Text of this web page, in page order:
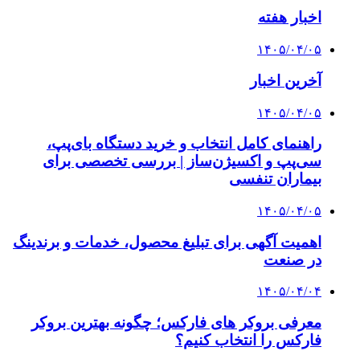
اخبار هفته
۱۴۰۵/۰۴/۰۵
آخرین اخبار
۱۴۰۵/۰۴/۰۵
راهنمای کامل انتخاب و خرید دستگاه بای‌پپ،
سی‌پپ و اکسیژن‌ساز | بررسی تخصصی برای
بیماران تنفسی
۱۴۰۵/۰۴/۰۵
اهمیت آگهی برای تبلیغ محصول، خدمات و برندینگ
در صنعت
۱۴۰۵/۰۴/۰۴
معرفی بروکر های فارکس؛ چگونه بهترین بروکر
فارکس را انتخاب کنیم؟